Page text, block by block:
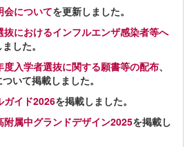
会についてを更新しました。
抜におけるインフルエンザ感染者等へ
した。
度入学者選抜に関する願書等の配布、
ついて掲載しました。
ガイド2026を掲載しました。
附属中グランドデザイン2025を掲載し